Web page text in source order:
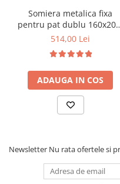
Somiera metalica fixa
pentru pat dublu
6 picioare, 32 lamele lemn
saltea ferm, negru
514,00 Lei
ADAUGA IN COS
Newsletter Nu rata ofertele si